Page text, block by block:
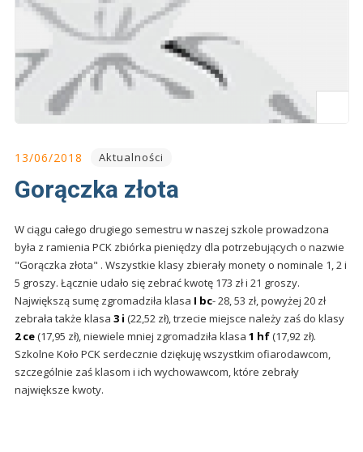
13/06/2018 Aktualności
Gorączka złota
W ciągu całego drugiego semestru w naszej szkole prowadzona
była z ramienia PCK zbiórka pieniędzy dla potrzebujących o nazwie
"Gorączka złota" . Wszystkie klasy zbierały monety o nominale 1, 2 i
5 groszy. Łącznie udało się zebrać kwotę 173 zł i 21 groszy.
Największą sumę zgromadziła klasa I bc- 28, 53 zł, powyżej 20 zł
zebrała także klasa 3 i (22,52 zł), trzecie miejsce należy zaś do klasy
2 ce(17,95 zł), niewiele mniej zgromadziła klasa 1 hf(17,92 zł).
Szkolne Koło PCK serdecznie dziękuję wszystkim ofiarodawcom,
szczególnie zaś klasom i ich wychowawcom, które zebrały
największe kwoty.